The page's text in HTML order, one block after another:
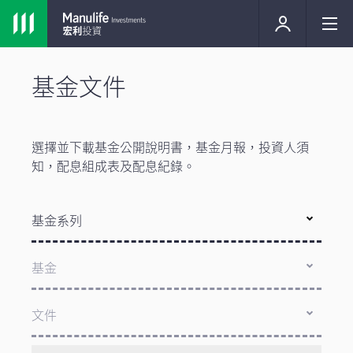
基金文件
選擇並下載基金公開說明書，基金月報，投資人須
知，配息組成表及配息紀錄。
基金系列
基金
文件